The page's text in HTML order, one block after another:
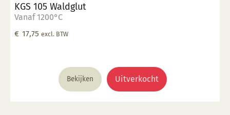
KGS 105 Waldglut
Vanaf 1200°C
€ 17,75 excl. BTW
Bekijken Uitverkocht